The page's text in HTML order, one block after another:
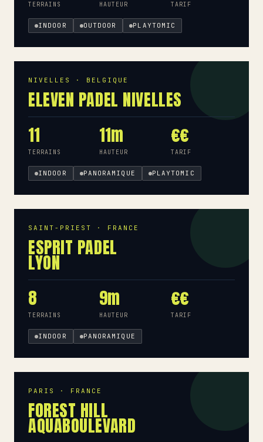
TERRAINS HAUTEUR TARIF
INDOOR OUTDOOR PLAYTOMIC
NIVELLES · BELGIQUE
ELEVEN PADEL NIVELLES
11
TERRAINS
11m
HAUTEUR
€€
TARIF
INDOOR PANORAMIQUE PLAYTOMIC
SAINT-PRIEST · FRANCE
ESPRIT PADEL
LYON
8
TERRAINS
9m
HAUTEUR
€€
TARIF
INDOOR PANORAMIQUE
PARIS · FRANCE
FOREST HILL
AQUABOULEVARD